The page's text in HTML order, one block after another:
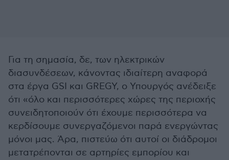
Για τη σημασία, δε, των ηλεκτρικών
διασυνδέσεων, κάνοντας ιδιαίτερη αναφορά
στα έργα GSI και GREGY, ο Υπουργός ανέδειξε
ότι «όλο και περισσότερες χώρες της περιοχής
συνειδητοποιούν ότι έχουμε περισσότερα να
κερδίσουμε συνεργαζόμενοι παρά ενεργώντας
μόνοι μας. Άρα, πιστεύω ότι αυτοί οι διάδρομοι
μετατρέπονται σε αρτηρίες εμπορίου και